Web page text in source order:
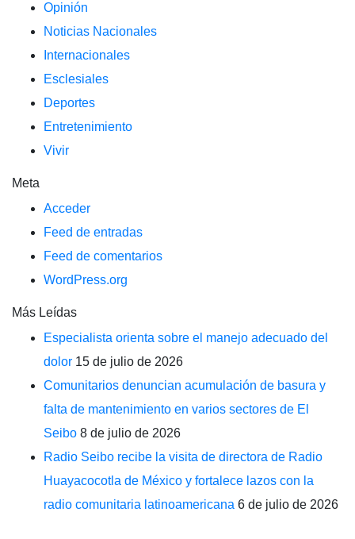
Opinión
Noticias Nacionales
Internacionales
Esclesiales
Deportes
Entretenimiento
Vivir
Meta
Acceder
Feed de entradas
Feed de comentarios
WordPress.org
Más Leídas
Especialista orienta sobre el manejo adecuado del
dolor 15 de julio de 2026
Comunitarios denuncian acumulación de basura y
falta de mantenimiento en varios sectores de El
Seibo 8 de julio de 2026
Radio Seibo recibe la visita de directora de Radio
Huayacocotla de México y fortalece lazos con la
radio comunitaria latinoamericana 6 de julio de 2026